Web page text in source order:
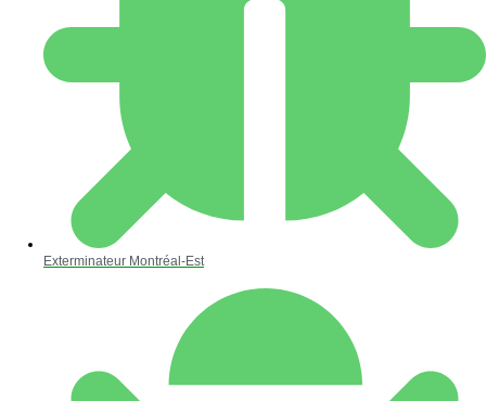
Exterminateur Montréal-Est